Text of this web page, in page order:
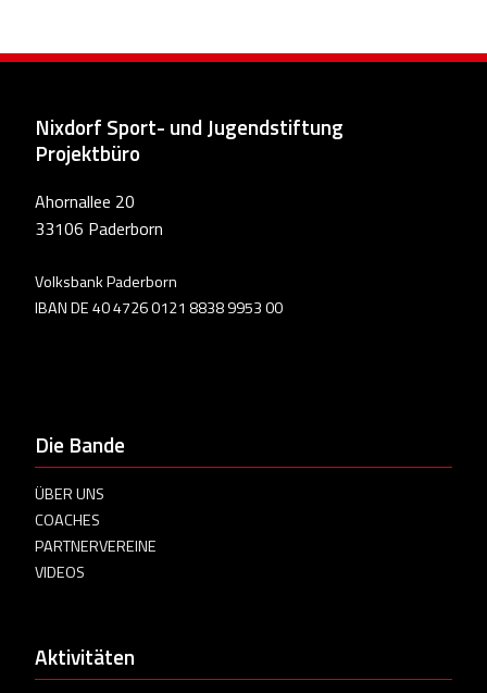
Nixdorf Sport- und Jugendstiftung
Projektbüro
Ahornallee 20
33106 Paderborn
Volksbank Paderborn
IBAN DE 40 4726 0121 8838 9953 00
Die Bande
ÜBER UNS
COACHES
PARTNERVEREINE
VIDEOS
Aktivitäten